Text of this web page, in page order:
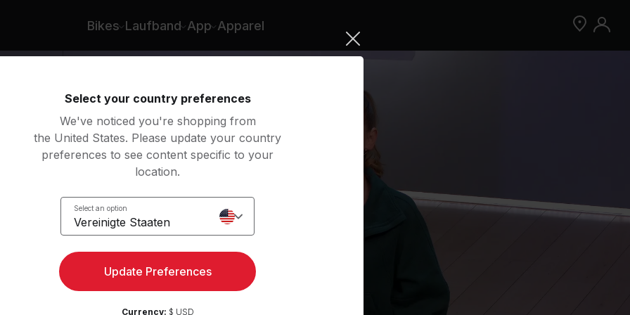
Bikes Laufband App Apparel
Jetzt Peloton App kostenlos testen
Select your country preferences
We've noticed you're shopping from
the United States. Please update your country
preferences to see content specific to your
location.
Select an option
Vereinigte Staaten
Update Preferences
Currency: $ USD